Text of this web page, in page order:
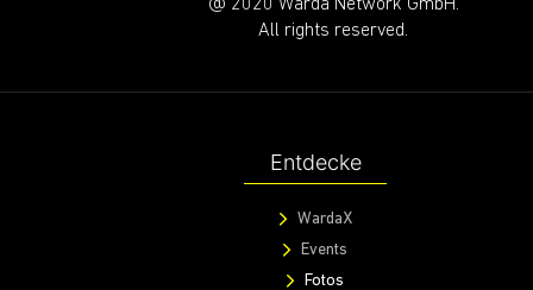
@ 2020 Warda Network GmbH.
All rights reserved.
Entdecke
WardaX
Events
Fotos